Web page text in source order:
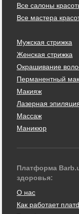
Все салоны
Все мастера
Мужская стрижка
Женская стрижка
Окрашивание
Перманентный
Макияж
Лазерная
Массаж
Маникюр
Платформа
здоровья:
О нас
Как работает